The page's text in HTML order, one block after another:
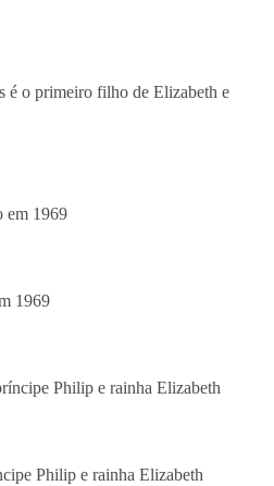
é o primeiro filho de Elizabeth e
1969
Philip e rainha Elizabeth